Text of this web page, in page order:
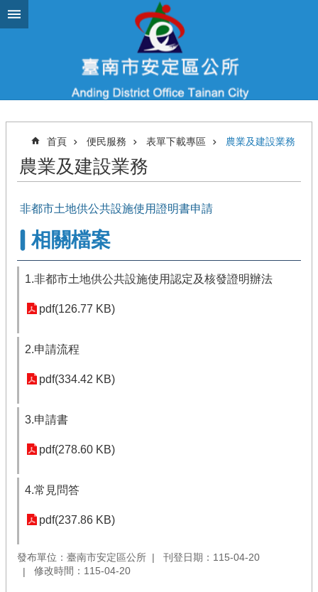
跳到主要內容區塊
首頁 便民服務 表單下載專區 農業及建設業務
農業及建設業務
​ 非都市土地供公共設施使用證明書申請
相關檔案
1.非都市土地供公共設施使用認定及核發證明辦法
pdf(126.77 KB)
2.申請流程
pdf(334.42 KB)
3.申請書
pdf(278.60 KB)
4.常見問答
pdf(237.86 KB)
發布單位：臺南市安定區公所
刊登日期：115-04-20
修改時間：115-04-20